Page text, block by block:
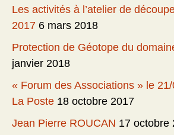
Les activités à l’atelier de
2017 6 mars 2018
Protection de Géotope du
janvier 2018
« Forum des Associations » le
La Poste 18 octobre 2017
Jean Pierre ROUCAN 17 octobre